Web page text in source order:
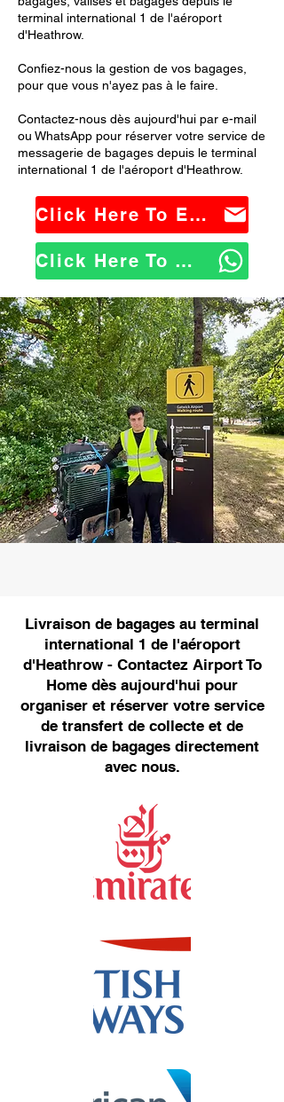
terminal international 1 de l'aéroport
d'Heathrow.
Confiez-nous la gestion de vos bagages,
pour que vous n'ayez pas à le faire.
Contactez-nous dès aujourd'hui par e-mail
ou WhatsApp pour réserver votre service de
messagerie de bagages depuis le terminal
international 1 de l'aéroport d'Heathrow.
Click Here To Email Us
Click Here To WhatsApp Us
Livraison de bagages au terminal
international 1 de l'aéroport
d'Heathrow - Contactez Airport To
Home dès aujourd'hui pour
organiser et réserver votre service
de transfert de collecte et de
livraison de bagages directement
avec nous.